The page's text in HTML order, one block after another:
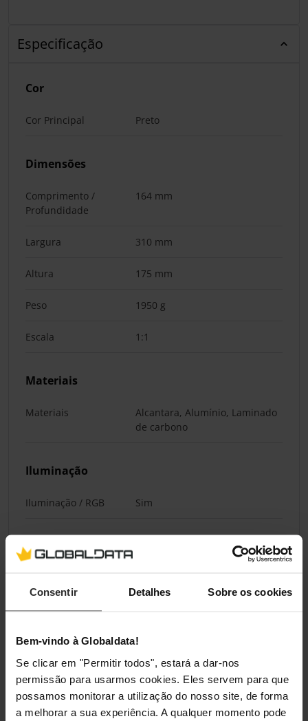
Consentir Detalhes Sobre os cookies
Bem-vindo à Globaldata!
Se clicar em "Permitir todos", estará a dar-nos
permissão para usarmos cookies. Eles servem para que
possamos monitorar a utilização do nosso site, de forma
a melhorar a sua experiência. A qualquer momento pode
Especificação
Cor
Cor Principal Preto
Dimensões
Comprimento /
Profundidade
164 mm
Largura 310 mm
Altura 175 mm
Peso 1950 g
Escala 1:1
Materiais
Materiais
Alcantara, Alumínio, Laminado
de carbono
Iluminação
Iluminação / RGB Sim
Classificações